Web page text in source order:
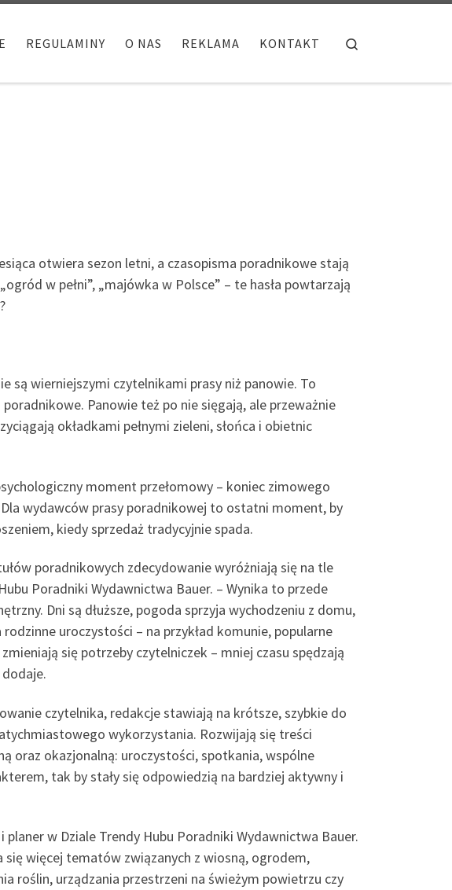
REGULAMINY O NAS REKLAMA KONTAKT
otwiera sezon letni, a czasopisma poradnikowe stają
w pełni”, „majówka w Polsce” – te hasła powtarzają
są wierniejszymi czytelnikami prasy niż panowie. To
Panowie też po nie sięgają, ale przeważnie
okładkami pełnymi zieleni, słońca i obietnic
moment przełomowy – koniec zimowego
wydawców prasy poradnikowej to ostatni moment, by
kiedy sprzedaż tradycyjnie spada.
poradnikowych zdecydowanie wyróżniają się na tle
Poradniki Wydawnictwa Bauer. – Wynika to przede
Dni są dłuższe, pogoda sprzyja wychodzeniu z domu,
uroczystości – na przykład komunie, popularne
się potrzeby czytelniczek – mniej czasu spędzają
czytelnika, redakcje stawiają na krótsze, szybkie do
wykorzystania. Rozwijają się treści
oraz okazjonalną: uroczystości, spotkania, wspólne
tak by stały się odpowiedzią na bardziej aktywny i
w Dziale Trendy Hubu Poradniki Wydawnictwa Bauer.
więcej tematów związanych z wiosną, ogrodem,
roślin, urządzania przestrzeni na świeżym powietrzu czy